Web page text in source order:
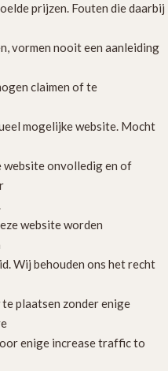
prijzen. Fouten die daarbij
vormen nooit een aanleiding
claimen of te
mogelijke website. Mocht
website onvolledig en of
website worden
Wij behouden ons het recht
plaatsen zonder enige
enige increase traffic to